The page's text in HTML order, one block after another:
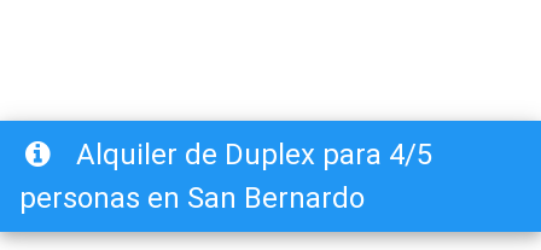
Alquiler de Duplex para 4/5
personas en San Bernardo